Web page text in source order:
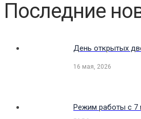
Последние
День открытых
16 мая, 2026
Режим работы с 7